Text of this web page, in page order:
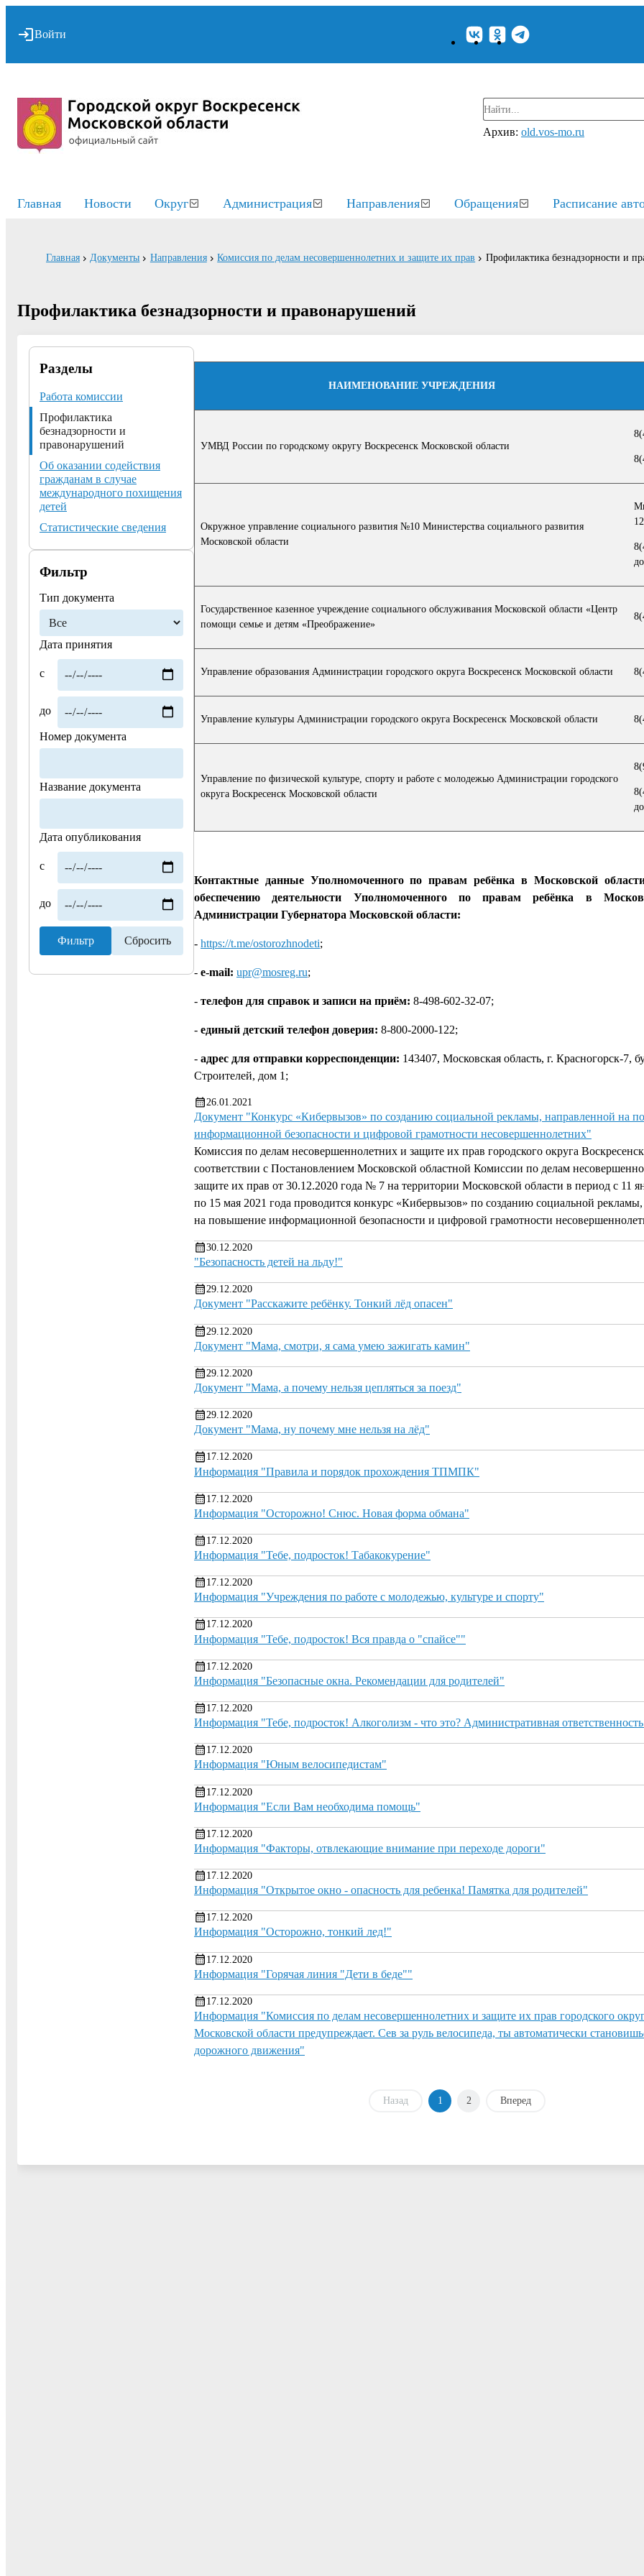
Войти
Архив: old.vos-mo.ru
Главная Новости Округ Администрация Направления Обращения Расписание
Главная Документы Направления Комиссия по делам несовершеннолетних и защите их прав Профилактика безнадзорности и
Профилактика безнадзорности и правонарушений
Разделы
Работа комиссии
Профилактика
безнадзорности и
правонарушений
Об оказании содействия
гражданам в случае
международного похищения
детей
Статистические сведения
Фильтр
Тип документа
Дата принятия
с
до
Номер документа
Название документа
Дата опубликования
с
до
НАИМЕНОВАНИЕ УЧРЕЖДЕНИЯ
УМВД России по городскому округу Воскресенск Московской области
Окружное управление социального развития №10 Министерства социального развития
Московской области
Государственное казенное учреждение социального обслуживания Московской области «Центр
помощи семье и детям «Преображение»
Управление образования Администрации городского округа Воскресенск Московской области
Управление культуры Администрации городского округа Воскресенск Московской области
Управление по физической культуре, спорту и работе с молодежью Администрации городского
округа Воскресенск Московской области
Контактные данные Уполномоченного по правам ребёнка в Московской
обеспечению деятельности Уполномоченного по правам ребёнка в
Администрации Губернатора Московской области:
- https://t.me/ostorozhnodeti;
- e-mail: upr@mosreg.ru;
- телефон для справок и записи на приём: 8-498-602-32-07;
- единый детский телефон доверия: 8-800-2000-122;
- адрес для отправки корреспонденции: 143407, Московская область, г. Красногорск-7,
Строителей, дом 1;
26.01.2021
Документ "Конкурс «Кибервызов» по созданию социальной рекламы, направленной на
информационной безопасности и цифровой грамотности несовершеннолетних"
Комиссия по делам несовершеннолетних и защите их прав городского округа
соответствии с Постановлением Московской областной Комиссии по делам
защите их прав от 30.12.2020 года № 7 на территории Московской области в период с 11
по 15 мая 2021 года проводится конкурс «Кибервызов» по созданию социальной
на повышение информационной безопасности и цифровой грамотности
30.12.2020
"Безопасность детей на льду!"
29.12.2020
Документ "Расскажите ребёнку. Тонкий лёд опасен"
29.12.2020
Документ "Мама, смотри, я сама умею зажигать камин"
29.12.2020
Документ "Мама, а почему нельзя цепляться за поезд"
29.12.2020
Документ "Мама, ну почему мне нельзя на лёд"
17.12.2020
Информация "Правила и порядок прохождения ТПМПК"
17.12.2020
Информация "Осторожно! Снюс. Новая форма обмана"
17.12.2020
Информация "Тебе, подросток! Табакокурение"
17.12.2020
Информация "Учреждения по работе с молодежью, культуре и спорту"
17.12.2020
Информация "Тебе, подросток! Вся правда о "спайсе""
17.12.2020
Информация "Безопасные окна. Рекомендации для родителей"
17.12.2020
Информация "Тебе, подросток! Алкоголизм - что это? Административная
17.12.2020
Информация "Юным велосипедистам"
17.12.2020
Информация "Если Вам необходима помощь"
17.12.2020
Информация "Факторы, отвлекающие внимание при переходе дороги"
17.12.2020
Информация "Открытое окно - опасность для ребенка! Памятка для родителей"
17.12.2020
Информация "Осторожно, тонкий лед!"
17.12.2020
Информация "Горячая линия "Дети в беде""
17.12.2020
Информация "Комиссия по делам несовершеннолетних и защите их прав городского
Московской области предупреждает. Сев за руль велосипеда, ты автоматически
дорожного движения"
Назад 1 2 Вперед